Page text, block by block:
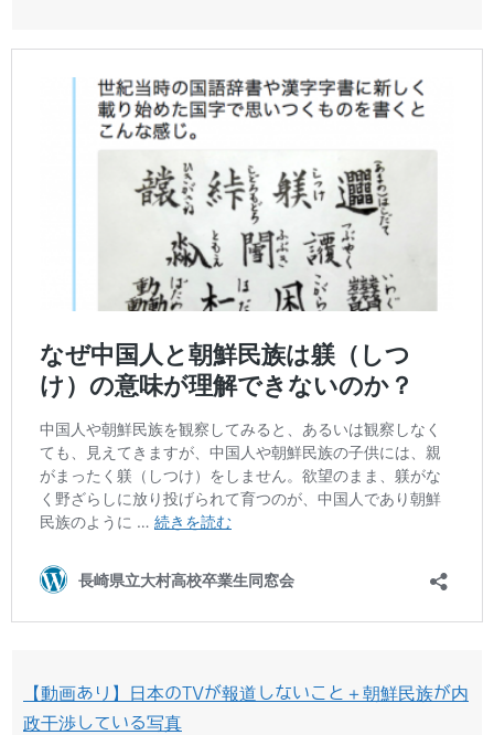
【動画あり】日本のTVが報道しないこと＋朝鮮民族が内
政干渉している写真